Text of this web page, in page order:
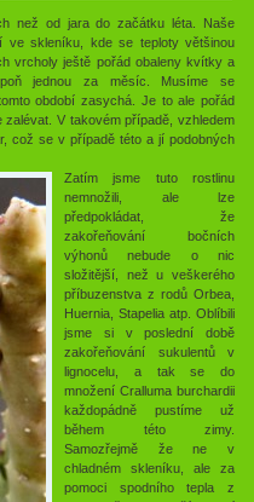
než od jara do začátku léta. Naše
ve skleníku, kde se teploty většinou
vrcholy ještě pořád obaleny kvítky a
jednou za měsíc. Musíme se
období zasychá. Je to ale pořád
V takovém případě, vzhledem
což se v případě této a jí podobných
Zatím jsme tuto rostlinu
nemnožili, ale lze
předpokládat, že
zakořeňování bočních
výhonů nebude o nic
složitější, než u veškerého
příbuzenstva z rodů Orbea,
Huernia, Stapelia atp. Oblíbili
jsme si v poslední době
zakořeňování sukulentů v
lignocelu, a tak se do
množení Cralluma burchardii
každopádně pustíme už
během této zimy.
Samozřejmě že ne v
chladném skleníku, ale za
pomoci spodního tepla z